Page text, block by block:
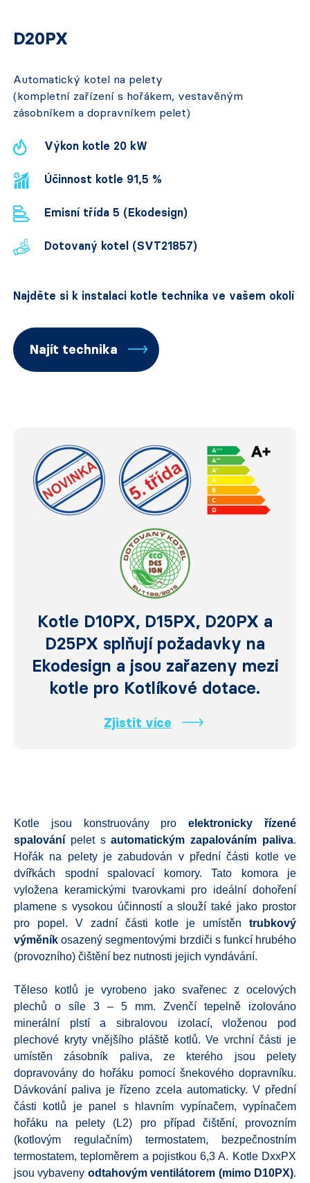
D20PX
Automatický kotel na pelety
(kompletní zařízení s hořákem, vestavěným
zásobníkem a dopravníkem pelet)
Výkon kotle 20 kW
Účinnost kotle 91,5 %
Emisní třída 5 (Ekodesign)
Dotovaný kotel (SVT21857)
Najděte si k instalaci kotle technika ve vašem okolí
Najít technika
Kotle D10PX, D15PX, D20PX a
D25PX splňují požadavky na
Ekodesign a jsou zařazeny mezi
kotle pro Kotlíkové dotace.
Zjistit více
Kotle jsou konstruovány proelektronicky řízené
spalování pelet sautomatickým zapalováním paliva.
Hořák na pelety je zabudován v přední části kotle ve
dvířkách spodní spalovací komory. Tato komora je
vyložena keramickými tvarovkami pro ideální dohoření
plamene s vysokou účinností a slouží také jako prostor
pro popel. V zadní části kotle je umístěn trubkový
výměník osazený segmentovými brzdiči s funkcí hrubého
(provozního) čištění bez nutnosti jejich vyndávání.
Těleso kotlů je vyrobeno jako svařenec z ocelových
plechů o síle 3 – 5 mm. Zvenčí tepelně izolováno
minerální plstí a sibralovou izolací, vloženou pod
plechové kryty vnějšího pláště kotlů.Ve vrchní části je
umístěn zásobník paliva, ze kterého jsou pelety
dopravovány do hořáku pomocí šnekového dopravníku.
Dávkování paliva je řízeno zcela automaticky. V přední
části kotlů je panel s hlavním vypínačem, vypínačem
hořáku na pelety (L2) pro případ čištění, provozním
(kotlovým regulačním) termostatem, bezpečnostním
termostatem, teploměrem a pojistkou 6,3 A. Kotle DxxPX
jsou vybaveny odtahovým ventilátorem (mimo D10PX).